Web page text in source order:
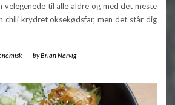
velegenede til alle aldre og med det meste
chili krydret oksekødsfar, men det står dig
- byBrian Nørvig